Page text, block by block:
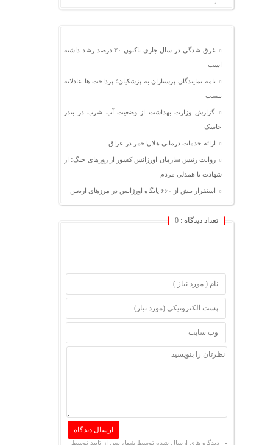
غرق شدگی در سال جاری تاکنون ۳۰ درصد رشد داشته
است
نامه نمایندگان پرستاران به پزشکیان؛ پرداخت ها عادلانه
نیست
گزارش وزارت بهداشت از وضعیت آب شرب در بندر
جاسک
ارائه خدمات درمانی هلال‌احمر در عراق
روایت رئیس سازمان اورژانس کشور از روزهای جنگ؛ از
شهادت تا همدلی مردم
استقرار بیش از ۶۶۰ پایگاه اورژانس در مرزهای اربعین
تعداد دیدگاه : 0
دیدگاه های ارسال شده توسط شما، پس از تایید توسط